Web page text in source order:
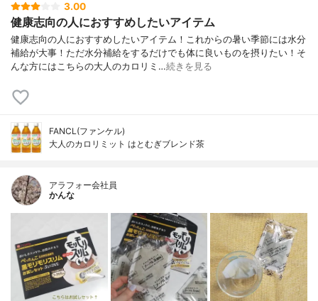
3.00
健康志向の人におすすめしたいアイテム
健康志向の人におすすめしたいアイテム！これからの暑い季節には水分
補給が大事！ただ水分補給をするだけでも体に良いものを摂りたい！そ
んな方にはこちらの大人のカロリミ…続きを見る
FANCL(ファンケル)
大人のカロリミット はとむぎブレンド茶
アラフォー会社員
かんな